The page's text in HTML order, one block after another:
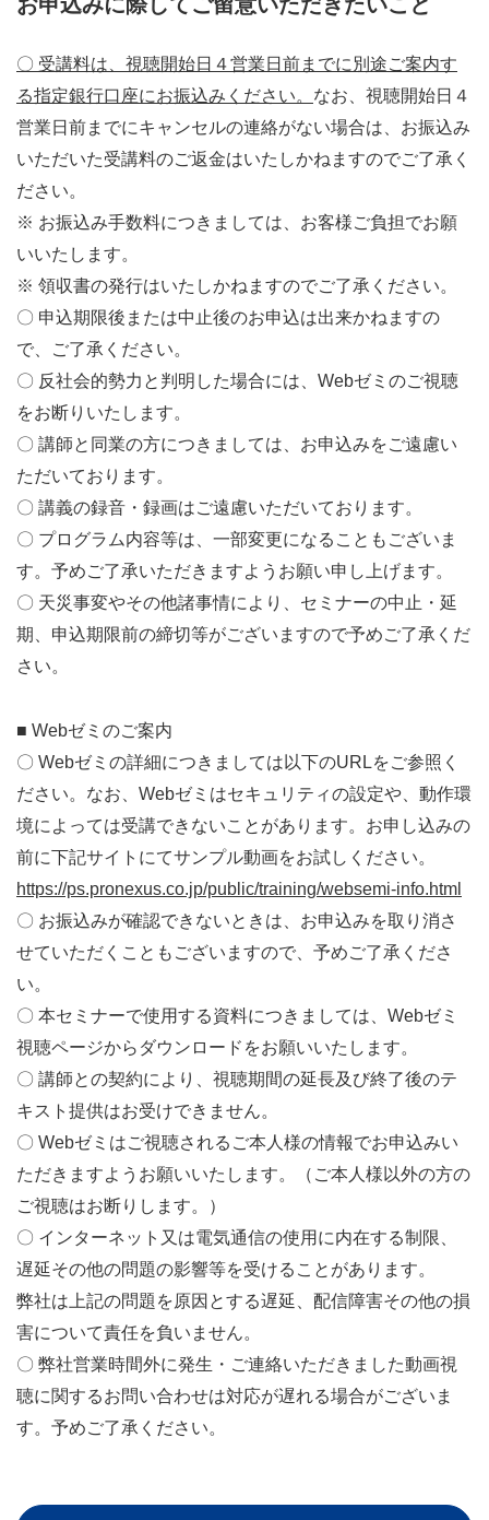
〇 受講料は、視聴開始日４営業日前までに別途ご案内す
る指定銀行口座にお振込みください。 なお、視聴開始日４
営業日前までにキャンセルの連絡がない場合は、お振込み
いただいた受講料のご返金はいたしかねますのでご了承く
ださい。
※ お振込み手数料につきましては、お客様ご負担でお願
いいたします。
※ 領収書の発行はいたしかねますのでご了承ください。
〇 申込期限後または中止後のお申込は出来かねますの
で、ご了承ください。
〇 反社会的勢力と判明した場合には、 Webゼミのご視聴
をお断りいたします。
〇 講師と同業の方につきましては、お申込みをご遠慮い
ただいております。
〇 講義の録音・録画はご遠慮いただいております。
〇 プログラム内容等は、一部変更になることもございま
す。予めご了承いただきますようお願い申し上げます。
〇 天災事変やその他諸事情により、セミナーの中止・延
期、申込期限前の締切等がございますので予めご了承くだ
さい。
■ Webゼミのご案内
〇 Webゼミの詳細につきましては以下のURLをご参照く
ださい。なお、Webゼミはセキュリティの設定や、動作環
境によっては受講できないことがあります。お申し込みの
前に下記サイトにてサンプル動画をお試しください。
https://ps.pronexus.co.jp/public/training/websemi-info.html
〇 お振込みが確認できないときは、お申込みを取り消さ
せていただくこともございますので、予めご了承くださ
い。
〇 本セミナーで使用する資料につきましては、 Webゼミ
視聴ページからダウンロードをお願いいたします。
〇 講師との契約により、視聴期間の延長及び終了後のテ
キスト提供はお受けできません。
〇 Webゼミはご視聴されるご本人様の情報でお申込みい
ただきますようお願いいたします。（ご本人様以外の方の
ご視聴はお断りします。）
〇 インターネット又は電気通信の使用に内在する制限、
遅延その他の問題の影響等を受けることがあります。
弊社は上記の問題を原因とする遅延、配信障害その他の損
害について責任を負いません。
〇 弊社営業時間外に発生・ご連絡いただきました動画視
聴に関するお問い合わせは対応が遅れる場合がございま
す。予めご了承ください。